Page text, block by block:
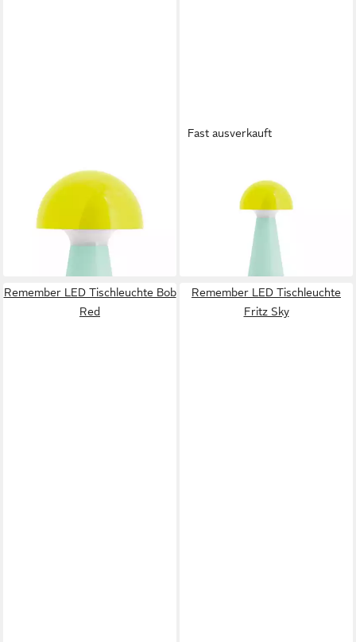
LED Tischleuchte, Remember
Tischleuchte Bobbi - Yellow
34,90 €
lieferbar in 3 Wochen
Fast ausverkauft
LED Tischleuchte Bobbi Gelb
lieferbar - in 2-3 Werktagen bei dir
Remember LED Tischleuchte Bob
Red
Remember LED Tischleuchte
Fritz Sky